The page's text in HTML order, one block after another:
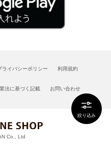
絞り込み
ライバシーポリシー 利用規約
法に基づく記載 お問い合わせ
Co., Ltd